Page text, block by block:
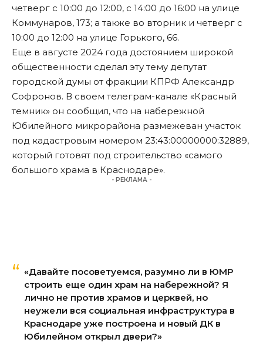
четверг с 10:00 до 12:00, с 14:00 до 16:00 на улице
Коммунаров, 173; а также во вторник и четверг с
10:00 до 12:00 на улице Горького, 66.
Еще в августе 2024 года достоянием широкой
общественности сделал эту тему депутат
городской думы от фракции КПРФ Александр
Софронов. В своем телеграм-канале «Красный
темник» он сообщил, что на набережной
Юбилейного микрорайона размежеван участок
под кадастровым номером 23:43:00000000:32889,
который готовят под строительство «самого
большого храма в Краснодаре».
- РЕКЛАМА -
«Давайте посоветуемся, разумно ли в ЮМР
строить еще один храм на набережной? Я
лично не против храмов и церквей, но
неужели вся социальная инфраструктура в
Краснодаре уже построена и новый ДК в
Юбилейном открыл двери?»